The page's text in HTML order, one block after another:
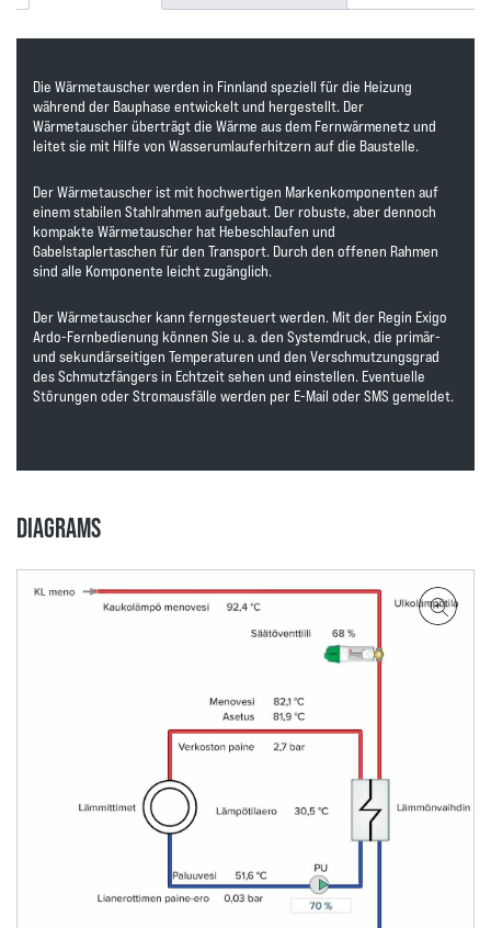
Die Wärmetauscher werden in Finnland speziell für die Heizung
während der Bauphase entwickelt und hergestellt. Der
Wärmetauscher überträgt die Wärme aus dem Fernwärmenetz und
leitet sie mit Hilfe von Wasserumlauferhitzern auf die Baustelle.
Der Wärmetauscher ist mit hochwertigen Markenkomponenten auf
einem stabilen Stahlrahmen aufgebaut. Der robuste, aber dennoch
kompakte Wärmetauscher hat Hebeschlaufen und
Gabelstaplertaschen für den Transport. Durch den offenen Rahmen
sind alle Komponente leicht zugänglich.
Der Wärmetauscher kann ferngesteuert werden. Mit der Regin Exigo
Ardo-Fernbedienung können Sie u. a. den Systemdruck, die primär-
und sekundärseitigen Temperaturen und den Verschmutzungsgrad
des Schmutzfängers in Echtzeit sehen und einstellen. Eventuelle
Störungen oder Stromausfälle werden per E-Mail oder SMS gemeldet.
DIAGRAMS